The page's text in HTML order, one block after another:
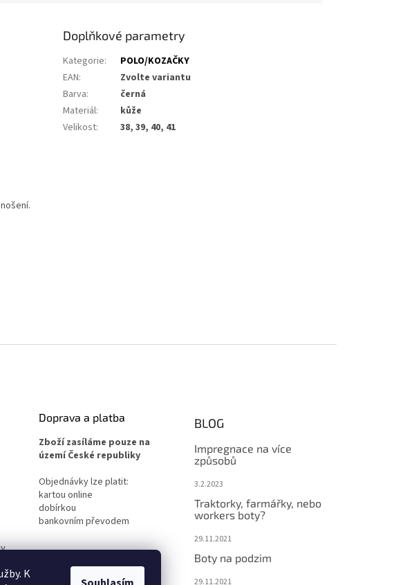
K
Doplňkové parametry
Kategorie:
POLO/KOZAČKY
EAN:
Zvolte variantu
Barva:
černá
Materiál:
kůže
Velikost: 38, 39, 40, 41
Doprava a platba
Zboží zasíláme pouze na
území České republiky
Objednávky lze platit:
kartou online
dobírkou
bankovním převodem
BLOG
Impregnace na více
způsobů
3.2.2023
Traktorky, farmářky, nebo
workers boty?
29.11.2021
Boty na podzim
29.11.2021